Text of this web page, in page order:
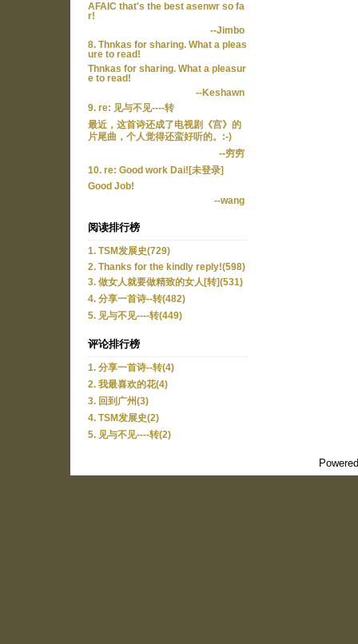
AFAIC that's the best asenwr so fa
r!
--Jimbo
8. Thnkas for sharing. What a pleas
ure to read!
Thnkas for sharing. What a pleasur
e to read!
--Keshawn
9. re: 见与不见----转
最近，这首诗还成了电视剧《宫》的
片尾曲，个人觉得还蛮好听的。:-)
--穷穷
10. re: Good work Dai![未登录]
Good Job!
--wang
阅读排行榜
1. TSM发展史(729)
2. Thanks for the kindly reply!(598)
3. 做女人就要做精致的女人[转](531)
4. 分享一首诗--转(482)
5. 见与不见----转(449)
评论排行榜
1. 分享一首诗--转(4)
2. 我最喜欢的花(4)
3. 回到广州(3)
4. TSM发展史(2)
5. 见与不见----转(2)